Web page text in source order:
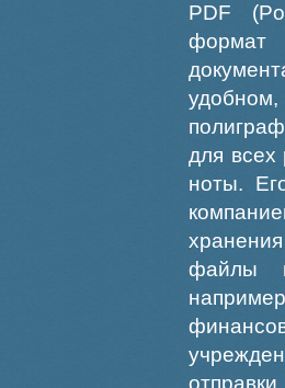
PDF
формат
для всех
ноты.
файлы